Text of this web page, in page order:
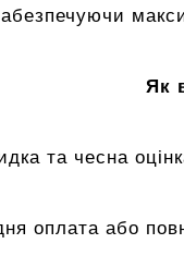
Як
та чесна
оплата або